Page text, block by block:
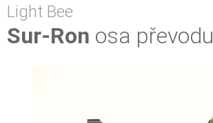
Light Bee
Sur-Ron osa převodu